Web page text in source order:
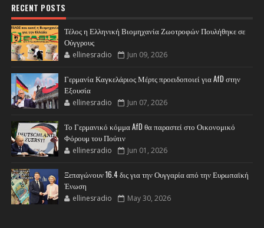
RECENT POSTS
Τέλος η Ελληνική Βιομηχανία Ζωοτροφών Πουλήθηκε σε
Ούγγρους
ellinesradio Jun 09, 2026
Γερμανία Καγκελάριος Μέρτς προειδοποιεί για AfD στην
Εξουσία
ellinesradio Jun 07, 2026
Το Γερμανικό κόμμα AfD θα παραστεί στο Οικονομικό
Φόρουμ του Πούτιν
ellinesradio Jun 01, 2026
Ξεπαγώνουν 16.4 δις για την Ουγγαρία από την Ευρωπαϊκή
Ένωση
ellinesradio May 30, 2026